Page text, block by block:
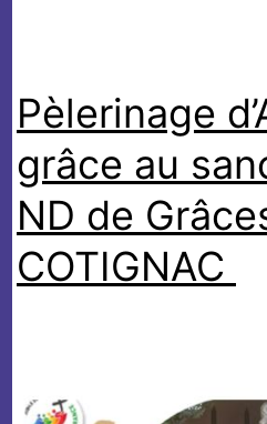
Pèlerinage
grâce au
ND de
COTIGNAC